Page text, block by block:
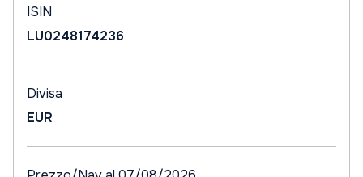
ISIN
LU0248174236
Divisa
EUR